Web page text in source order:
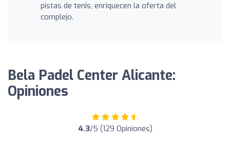
pistas de tenis, enriquecen la oferta del
complejo.
Bela Padel Center Alicante:
Opiniones
4.3/5 (129 Opiniones)